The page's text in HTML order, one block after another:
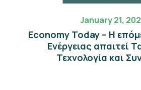
January 21,
Economy Today – Η
Eνέργειας απαιτεί
Τεχνολογία και